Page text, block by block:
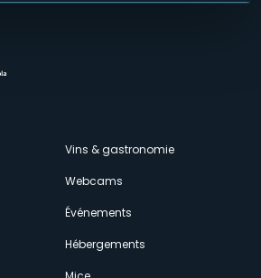
Vins & gastronomie
Webcams
Événements
Hébergements